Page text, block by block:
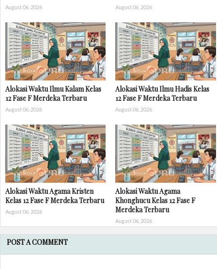
August 06, 2026 August 06, 2026
Alokasi Waktu Ilmu Kalam Kelas
12 Fase F Merdeka Terbaru
August 06, 2026
Alokasi Waktu Ilmu Hadis Kelas
12 Fase F Merdeka Terbaru
August 06, 2026
Alokasi Waktu Agama Kristen
Kelas 12 Fase F Merdeka Terbaru
August 06, 2026
Alokasi Waktu Agama
Khonghucu Kelas 12 Fase F
Merdeka Terbaru
August 06, 2026
POST A COMMENT